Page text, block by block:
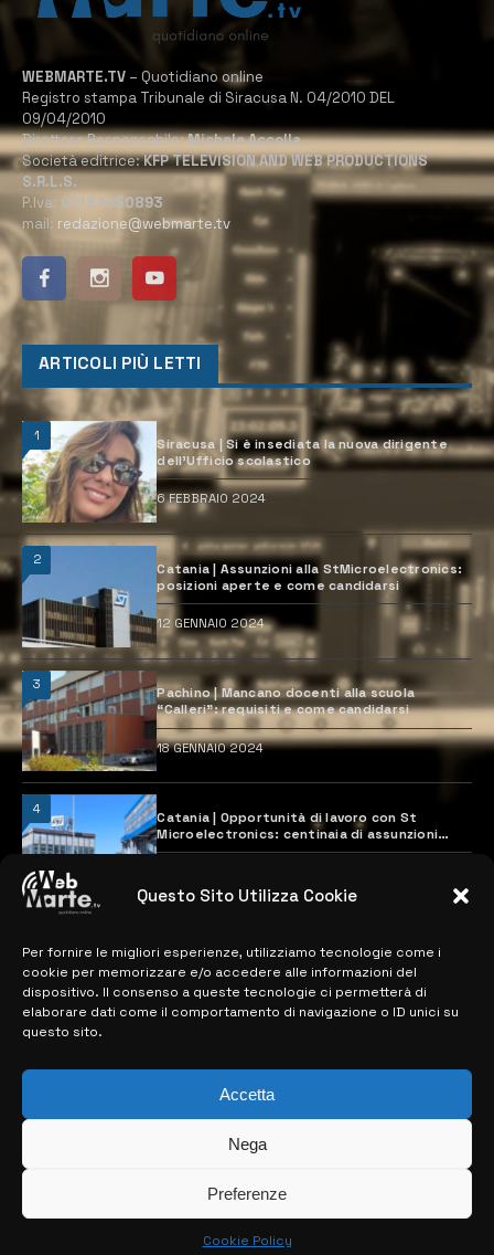
Questo Sito Utilizza Cookie
Per fornire le migliori esperienze, utilizziamo tecnologie come i
cookie per memorizzare e/o accedere alle informazioni del
dispositivo. Il consenso a queste tecnologie ci permetterà di
elaborare dati come il comportamento di navigazione o ID unici su
questo sito.
Accetta
Nega
Preferenze
Cookie Policy
WEBMARTE.TV – Quotidiano online
Registro stampa Tribunale di Siracusa N. 04/2010 DEL
09/04/2010
Direttore Responsabile:Michele Accolla
Società editrice:KFP TELEVISION AND WEB PRODUCTIONS
S.R.L.S.
P.Iva: 02184950893
mail: redazione@webmarte.tv
ARTICOLI PIÙ LETTI
1
Siracusa | Si è insediata la nuova dirigente
dell’Ufficio scolastico
6 FEBBRAIO 2024
2
Catania | Assunzioni alla StMicroelectronics:
posizioni aperte e come candidarsi
12 GENNAIO 2024
3
Pachino | Mancano docenti alla scuola
“Calleri”: requisiti e come candidarsi
18 GENNAIO 2024
4
Catania | Opportunità di lavoro con St
Microelectronics: centinaia di assunzioni
previste
MAPPA DEL SITO
> NOTIZIE